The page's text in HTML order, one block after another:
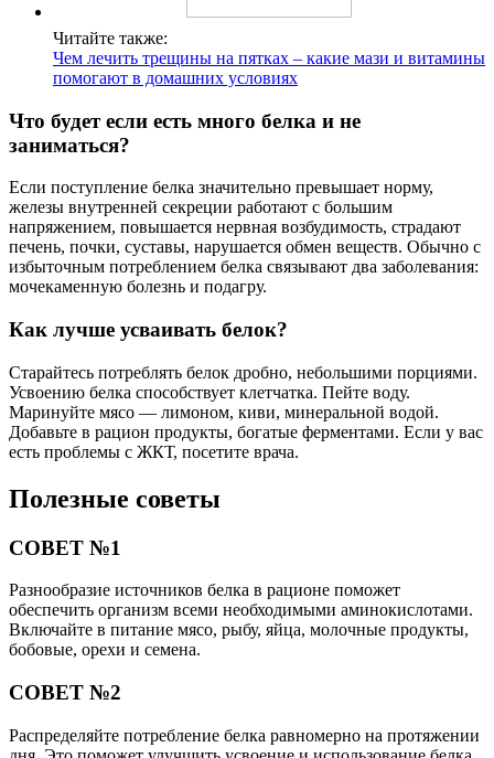
Читайте также:
Чем лечить трещины на пятках – какие мази и витамины
помогают в домашних условиях
Что будет если есть много белка и не
заниматься?
Если поступление белка значительно превышает норму,
железы внутренней секреции работают с большим
напряжением, повышается нервная возбудимость, страдают
печень, почки, суставы, нарушается обмен веществ. Обычно с
избыточным потреблением белка связывают два заболевания:
мочекаменную болезнь и подагру.
Как лучше усваивать белок?
Старайтесь потреблять белок дробно, небольшими порциями.
Усвоению белка способствует клетчатка. Пейте воду.
Маринуйте мясо — лимоном, киви, минеральной водой.
Добавьте в рацион продукты, богатые ферментами. Если у вас
есть проблемы с ЖКТ, посетите врача.
Полезные советы
СОВЕТ №1
Разнообразие источников белка в рационе поможет
обеспечить организм всеми необходимыми аминокислотами.
Включайте в питание мясо, рыбу, яйца, молочные продукты,
бобовые, орехи и семена.
СОВЕТ №2
Распределяйте потребление белка равномерно на протяжении